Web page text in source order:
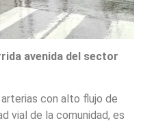
avenida del sector
con alto flujo de
vial de la comunidad, es